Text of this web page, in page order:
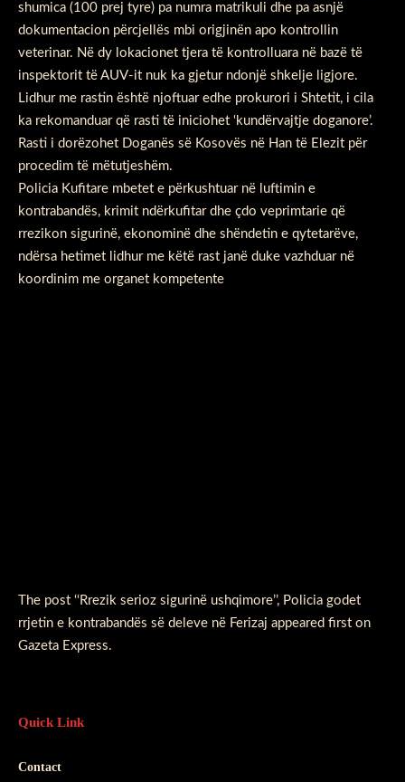
shumica (100 prej tyre) pa numra matrikuli dhe pa asnjë
dokumentacion përcjellës mbi origjinën apo kontrollin
veterinar. Në dy lokacionet tjera të kontrolluara në bazë të
inspektorit të AUV-it nuk ka gjetur ndonjë shkelje ligjore.
Lidhur me rastin është njoftuar edhe prokurori i Shtetit, i cila
ka rekomanduar që rasti të iniciohet ‘kundërvajtje doganore’.
Rasti i dorëzohet Doganës së Kosovës në Han të Elezit për
procedim të mëtutjeshëm.
Policia Kufitare mbetet e përkushtuar në luftimin e
kontrabandës, krimit ndërkufitar dhe çdo veprimtarie që
rrezikon sigurinë, ekonominë dhe shëndetin e qytetarëve,
ndërsa hetimet lidhur me këtë rast janë duke vazhduar në
koordinim me organet kompetente
The post ‘‘Rrezik serioz sigurinë ushqimore’’, Policia godet
rrjetin e kontrabandës së deleve në Ferizaj appeared first on
Gazeta Express.
Quick Link
Contact